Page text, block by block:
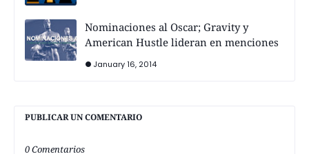
Nominaciones al Oscar; Gravity y
American Hustle lideran en menciones
January 16, 2014
PUBLICAR UN COMENTARIO
0 Comentarios